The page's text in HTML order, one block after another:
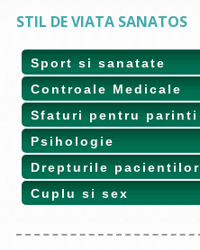
STIL DE VIATA SANATOS
Sport si sanatate
Controale Medicale
Sfaturi pentru parinti
Psihologie
Drepturile pacientilor
Cuplu si sex